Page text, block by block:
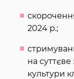
2024 р.;
на суттєве
культури